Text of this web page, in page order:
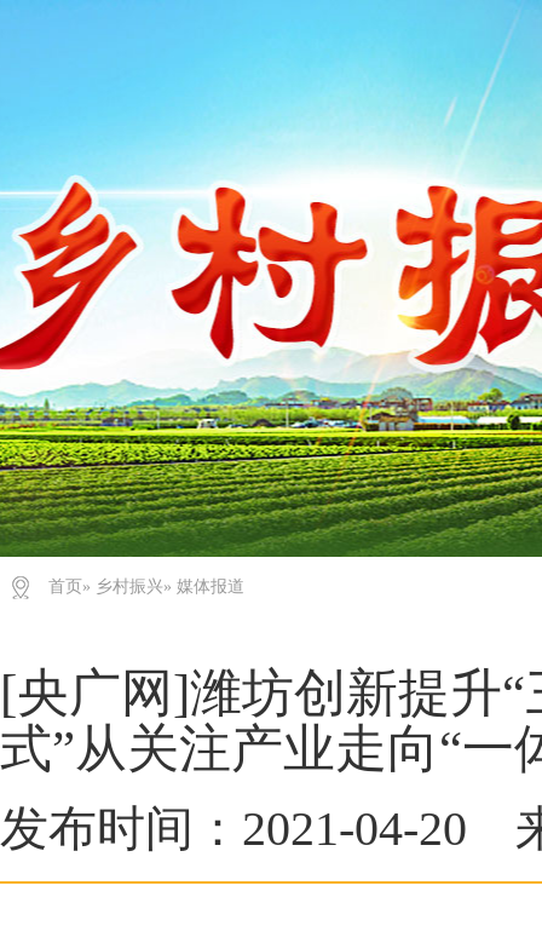
首页 » 乡村振兴» 媒体报道
[央广网]潍坊创新提升
式”从关注产业走向“一
发布时间：2021-04-20